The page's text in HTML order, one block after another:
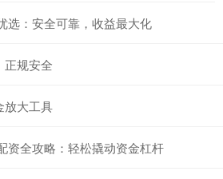
选：安全可靠，收益最大化
正规安全
放大工具
资全攻略：轻松撬动资金杠杆